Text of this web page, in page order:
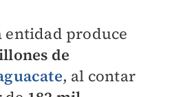
entidad produce
de
, al contar